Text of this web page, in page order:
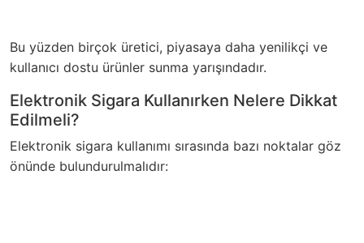
Bu yüzden birçok üretici, piyasaya daha yenilikçi ve
kullanıcı dostu ürünler sunma yarışındadır.
Elektronik Sigara Kullanırken Nelere Dikkat
Edilmeli?
Elektronik sigara kullanımı sırasında bazı noktalar göz
önünde bulundurulmalıdır: